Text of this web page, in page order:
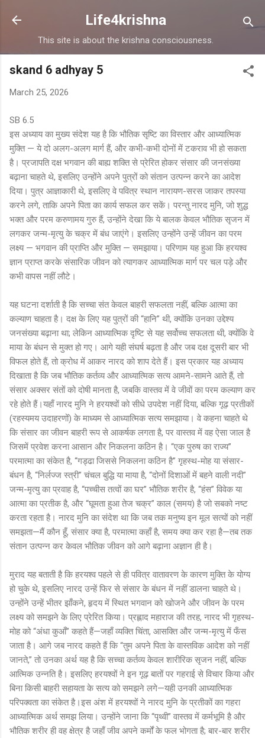
Skip to main content
Life4krishna
This site is about the krishna consciousness.
skand 6 adhyay 5
March 25, 2026
SB 6.5
इस अध्याय का मुख्य संदेश यह है कि भौतिक सृष्टि का विस्तार और आध्यात्मिक
मुक्ति — ये दो अलग-अलग मार्ग हैं, और कभी-कभी दोनों में टकराव भी हो सकता
है। प्रजापति दक्ष भगवान की बाह्य शक्ति से प्रेरित होकर संसार की जनसंख्या
बढ़ाना चाहते थे, इसलिए उन्होंने अपने पुत्रों को संतान उत्पन्न करने का आदेश
दिया। पुत्र आज्ञाकारी थे, इसलिए वे पवित्र स्थान नारायण-सरस जाकर तपस्या
करने लगे, ताकि अपने पिता का कार्य सफल कर सकें। परन्तु नारद मुनि, जो शुद्ध
भक्त और परम करुणामय गुरु हैं, उन्होंने देखा कि ये बालक केवल भौतिक सृजन में
लगकर जन्म-मृत्यु के चक्र में बंध जाएंगे। इसलिए उन्होंने उन्हें जीवन का परम
लक्ष्य — भगवान की प्राप्ति और मुक्ति — समझाया। परिणाम यह हुआ कि हरयश्व
ज्ञान प्राप्त करके संसारिक जीवन को त्यागकर आध्यात्मिक मार्ग पर चल पड़े और
कभी वापस नहीं लौटे।
यह घटना दर्शाती है कि सच्चा संत केवल बाहरी सफलता नहीं, बल्कि आत्मा का
कल्याण चाहता है। दक्ष के लिए यह पुत्रों की “हानि” थी, क्योंकि उनका उद्देश्य
जनसंख्या बढ़ाना था; लेकिन आध्यात्मिक दृष्टि से यह सर्वोच्च सफलता थी, क्योंकि वे
माया के बंधन से मुक्त हो गए। आगे यही संघर्ष बढ़ता है और जब दक्ष दूसरी बार भी
विफल होते हैं, तो क्रोध में आकर नारद को शाप देते हैं। इस प्रकार यह अध्याय
दिखाता है कि जब भौतिक कर्तव्य और आध्यात्मिक सत्य आमने-सामने आते हैं, तो
संसार अक्सर संतों को दोषी मानता है, जबकि वास्तव में वे जीवों का परम कल्याण कर
रहे होते हैं।यहाँ नारद मुनि ने हरयश्वों को सीधे उपदेश नहीं दिया, बल्कि गूढ़ प्रतीकों
(रहस्यमय उदाहरणों) के माध्यम से आध्यात्मिक सत्य समझाया। वे कहना चाहते थे
कि संसार का जीवन बाहरी रूप से आकर्षक लगता है, पर वास्तव में वह ऐसा जाल है
जिसमें प्रवेश करना आसान और निकलना कठिन है। “एक पुरुष का राज्य”
परमात्मा का संकेत है, “गड्ढा जिससे निकलना कठिन है” गृहस्थ-मोह या संसार-
बंधन है, “निर्लज्ज स्त्री” चंचल बुद्धि या माया है, “दोनों दिशाओं में बहने वाली नदी”
जन्म-मृत्यु का प्रवाह है, “पच्चीस तत्वों का घर” भौतिक शरीर है, “हंस” विवेक या
आत्मा का प्रतीक है, और “घूमता हुआ तेज चक्र” काल (समय) है जो सबको नष्ट
करता रहता है। नारद मुनि का संदेश था कि जब तक मनुष्य इन मूल सत्यों को नहीं
समझता—मैं कौन हूँ, संसार क्या है, परमात्मा कहाँ है, समय क्या कर रहा है—तब तक
संतान उत्पन्न कर केवल भौतिक जीवन को आगे बढ़ाना अज्ञान ही है।
मुराद यह बताती है कि हरयश्व पहले से ही पवित्र वातावरण के कारण मुक्ति के योग्य
हो चुके थे, इसलिए नारद उन्हें फिर से संसार के बंधन में नहीं डालना चाहते थे।
उन्होंने उन्हें भीतर झाँकने, हृदय में स्थित भगवान को खोजने और जीवन के परम
लक्ष्य को समझने के लिए प्रेरित किया। प्रह्लाद महाराज की तरह, नारद भी गृहस्थ-
मोह को “अंधा कुआँ” कहते हैं—जहाँ व्यक्ति चिंता, आसक्ति और जन्म-मृत्यु में फँस
जाता है। आगे जब नारद कहते हैं कि “तुम अपने पिता के वास्तविक आदेश को नहीं
जानते,” तो उनका अर्थ यह है कि सच्चा कर्तव्य केवल शारीरिक सृजन नहीं, बल्कि
आत्मिक उन्नति है। इसलिए हरयश्वों ने इन गूढ़ बातों पर गहराई से विचार किया और
बिना किसी बाहरी सहायता के सत्य को समझने लगे—यही उनकी आध्यात्मिक
परिपक्वता का संकेत है।इस अंश में हरयश्वों ने नारद मुनि के प्रतीकों का गहरा
आध्यात्मिक अर्थ समझ लिया। उन्होंने जाना कि “पृथ्वी” वास्तव में कर्मभूमि है और
भौतिक शरीर ही वह क्षेत्र है जहाँ जीव अपने कर्मों के फल भोगता है; बार-बार शरीर